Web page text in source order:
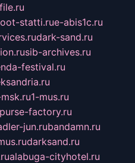
statti.rue-abis1c.ru
dark-sand.ru
sib-archives.ru
festival.ru
1-mus.ru
purse-factory.ru
jun.rubandamn.ru
darksand.ru
alabuga-cityhotel.ru